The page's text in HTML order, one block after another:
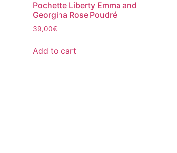
Pochette Liberty Emma and
Georgina Rose Poudré
39,00€
Add to cart